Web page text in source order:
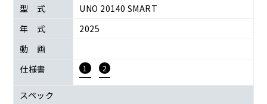
型 式
UNO 20140 SMART
年 式
2025
動 画
仕様書
1 2
スペック